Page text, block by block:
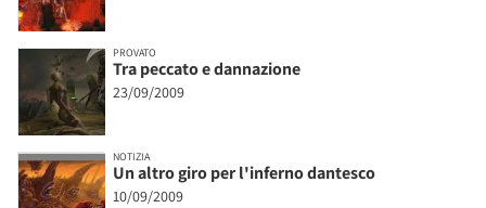
PROVATO
Tra peccato e dannazione
23/09/2009
NOTIZIA
Un altro giro per l'inferno dantesco
10/09/2009